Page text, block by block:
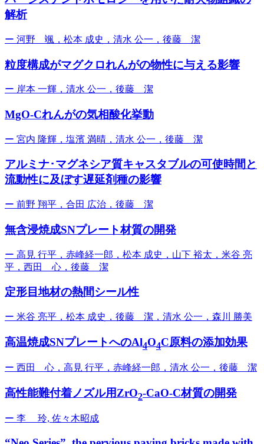
解析
ー 河野 颯，松本 成史，清水 公一，後藤 潔
粒度構成がマグクロれんがの物性に与える影響
ー 岸本 一輝，清水 公一，後藤 潔
MgO-Cれんがの気相酸化挙動
ー 宮内 隆輝，塩濱 満晴，清水 公一，後藤 潔
アルミナ･マグネシア質キャスタブルの可使時間と
流動性に及ぼす遅延剤種の影響
ー 前野 翔平，合田 広治，後藤 潔
無含浸焼成SNプレート材質の開発
ー 高見 行平，赤峰経一郎，松本 成史，山下 裕太，米谷 亮
平，西田 心，後藤 潔
定形目地材の熱間シール性
ー 米谷 亮平，松本 成史，後藤 潔，清水 公一，森川 勝美
高温焼成SNプレートへのAl4O4C原料の添加効果
ー 西田 心，高見 行平，赤峰経一郎，清水 公一，後藤 潔
高性能難付着ノズル用ZrO2-CaO-C材質の開発
ー 李 玲, 佐々木昭成